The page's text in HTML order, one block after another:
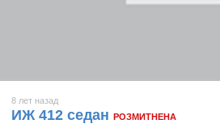
8 лет назад
ИЖ 412 седан РОЗМИТНЕНА